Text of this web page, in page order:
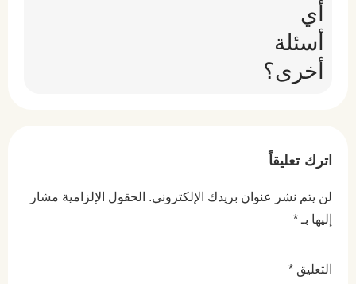
أي
أسئلة
أخرى؟
اترك تعليقاً
لن يتم نشر عنوان بريدك الإلكتروني. الحقول الإلزامية مشار
إليها بـ *
التعليق *